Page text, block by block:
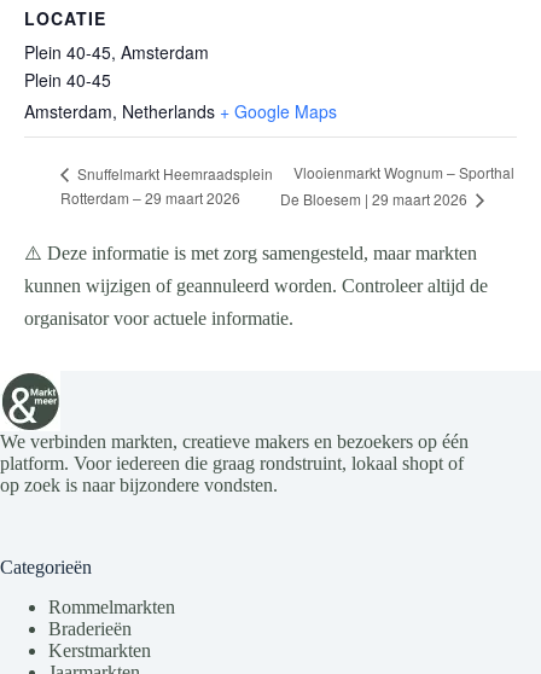
LOCATIE
Plein 40-45, Amsterdam
Plein 40-45
Amsterdam, Netherlands + Google Maps
Snuffelmarkt Heemraadsplein
Rotterdam – 29 maart 2026
Vlooienmarkt Wognum – Sporthal
De Bloesem | 29 maart 2026
⚠️ Deze informatie is met zorg samengesteld, maar markten
kunnen wijzigen of geannuleerd worden. Controleer altijd de
organisator voor actuele informatie.
We verbinden markten, creatieve makers en bezoekers op één
platform. Voor iedereen die graag rondstruint, lokaal shopt of
op zoek is naar bijzondere vondsten.
Categorieën
Rommelmarkten
Braderieën
Kerstmarkten